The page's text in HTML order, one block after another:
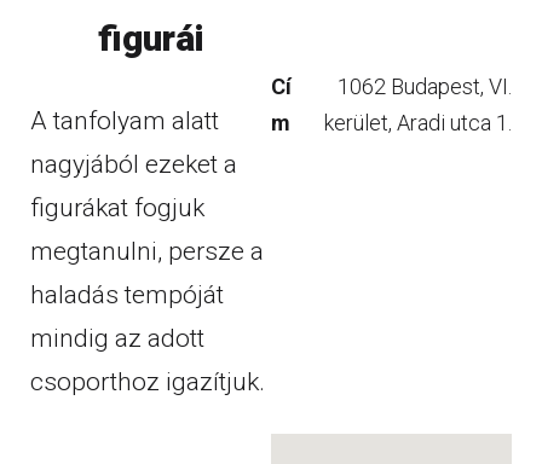
figurái
A tanfolyam alatt
nagyjából ezeket a
figurákat fogjuk
megtanulni, persze a
haladás tempóját
mindig az adott
csoporthoz igazítjuk.
Cí
m
1062 Budapest, VI.
kerület, Aradi utca 1.